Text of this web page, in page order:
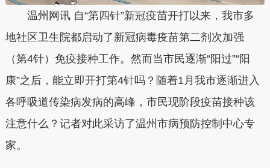
温州网讯 自“第四针”新冠疫苗开打以来，我市多
地社区卫生院都启动了新冠病毒疫苗第二剂次加强
（第4针）免疫接种工作。然而当市民逐渐“阳过”“阳
康”之后，能立即开打第4针吗？随着1月我市逐渐进入
各呼吸道传染病发病的高峰，市民现阶段疫苗接种该
注意什么？记者对此采访了温州市病预防控制中心专
家。